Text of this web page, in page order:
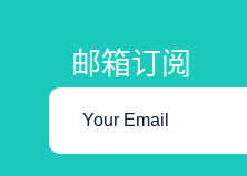
邮箱订阅